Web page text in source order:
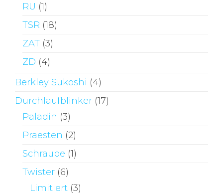
RU (1)
TSR (18)
ZAT (3)
ZD (4)
Berkley Sukoshi (4)
Durchlaufblinker (17)
Paladin (3)
Praesten (2)
Schraube (1)
Twister (6)
Limitiert (3)